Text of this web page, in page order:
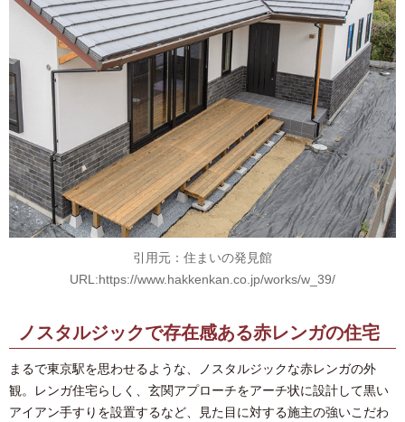
引用元：住まいの発見館
URL:https://www.hakkenkan.co.jp/works/w_39/
ノスタルジックで存在感ある赤レンガの住宅
まるで東京駅を思わせるような、ノスタルジックな赤レンガの外
観。レンガ住宅らしく、玄関アプローチをアーチ状に設計して黒い
アイアン手すりを設置するなど、見た目に対する施主の強いこだわ